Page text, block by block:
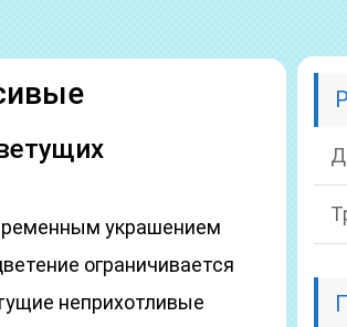
украшением
ограничивается
неприхотливые